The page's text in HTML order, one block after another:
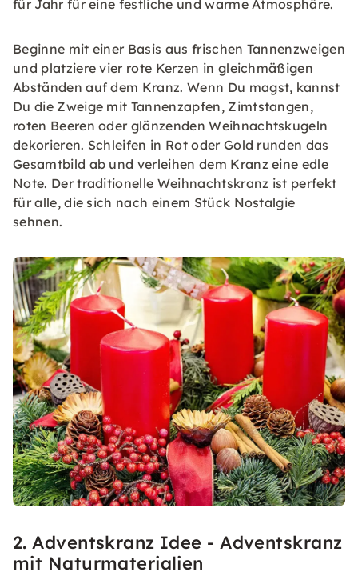
für Jahr für eine festliche und warme Atmosphäre.
Beginne mit einer Basis aus frischen Tannenzweigen
und platziere vier rote Kerzen in gleichmäßigen
Abständen auf dem Kranz. Wenn Du magst, kannst
Du die Zweige mit Tannenzapfen, Zimtstangen,
roten Beeren oder glänzenden Weihnachtskugeln
dekorieren. Schleifen in Rot oder Gold runden das
Gesamtbild ab und verleihen dem Kranz eine edle
Note. Der traditionelle Weihnachtskranz ist perfekt
für alle, die sich nach einem Stück Nostalgie
sehnen.
2. Adventskranz Idee - Adventskranz
mit Naturmaterialien